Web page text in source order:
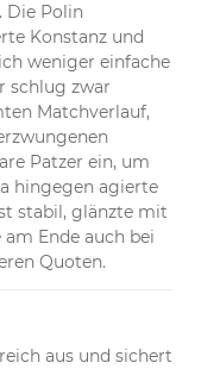
Die Polin
Konstanz und
weniger einfache
schlug zwar
Matchverlauf,
Patzer ein, um
hingegen agierte
stabil, glänzte mit
Ende auch bei
Quoten.
aus und sichert